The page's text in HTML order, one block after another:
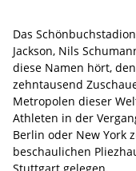
Das
Jackson, Nils
diese Namen hört,
zehntausend
Metropolen dieser
Athleten in der
Berlin oder New York
beschaulichen